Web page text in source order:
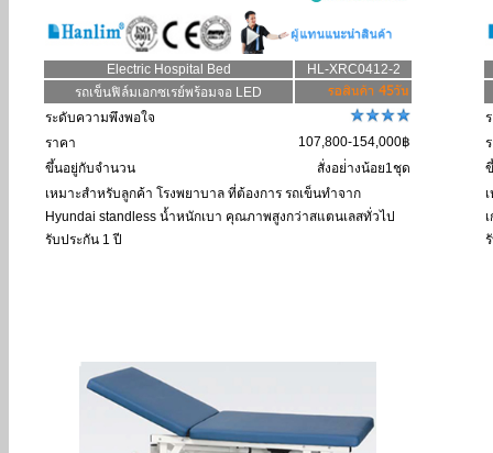
Electric Hospital Bed
HL-XRC0412-2
รถเข็นฟิล์มเอกซเรย์พร้อมจอ LED
ระดับความพึงพอใจ
ราคา
107,800-154,000฿
ขึ้นอยู่กับจำนวน
สั่งอย่่างน้อย1ชุด
เหมาะสำหรับลูกค้า โรงพยาบาล ที่ต้องการ รถเข็นทำจาก
Hyundai standless น้ำหนักเบา คุณภาพสูงกว่าสแตนเลสทั่วไป
รับประกัน 1 ปี